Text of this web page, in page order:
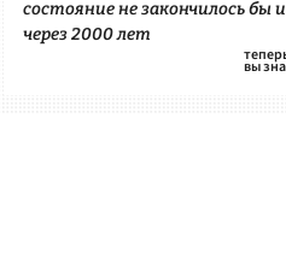
состояние не закончилось бы и
через 2000 лет